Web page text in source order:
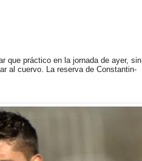
que práctico en la jornada de ayer, sin
al cuervo. La reserva de Constantin-